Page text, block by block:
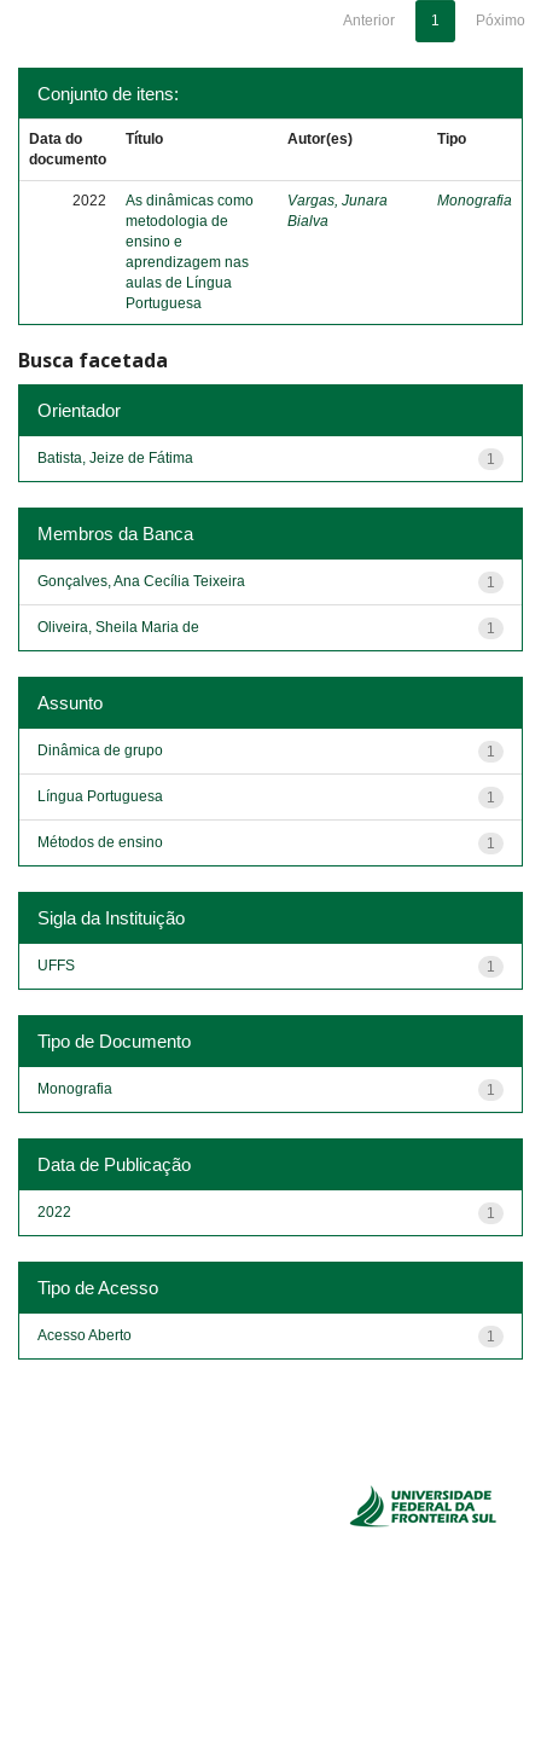
Anterior 1 Póximo
Conjunto de itens:
Data do
documento
Título Autor(es) Tipo
2022
As dinâmicas como
metodologia de
ensino e
aprendizagem nas
aulas de Língua
Portuguesa
Vargas, Junara
Bialva
Monografia
Busca facetada
Orientador
1
Batista, Jeize de Fátima
Membros da Banca
1
Gonçalves, Ana Cecília Teixeira
1
Oliveira, Sheila Maria de
Assunto
1
Dinâmica de grupo
1
Língua Portuguesa
1
Métodos de ensino
Sigla da Instituição
1
UFFS
Tipo de Documento
1
Monografia
Data de Publicação
1
2022
Tipo de Acesso
1
Acesso Aberto